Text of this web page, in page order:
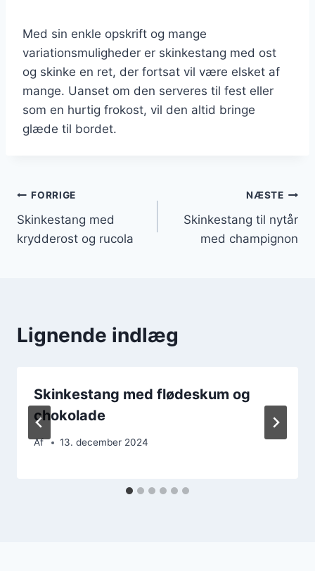
Med sin enkle opskrift og mange
variationsmuligheder er skinkestang med ost
og skinke en ret, der fortsat vil være elsket af
mange. Uanset om den serveres til fest eller
som en hurtig frokost, vil den altid bringe
glæde til bordet.
Indlægsnavigation
FORRIGE
Skinkestang med
krydderost og rucola
NÆSTE
Skinkestang til nytår
med champignon
Lignende indlæg
Skinkestang med flødeskum og
chokolade
Af 13. december 2024